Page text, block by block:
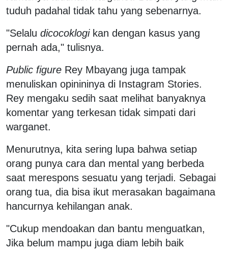
tuduh padahal tidak tahu yang sebenarnya.
"Selalu dicocoklogikan dengan kasus yang
pernah ada," tulisnya.
Public figure Rey Mbayang juga tampak
menuliskan opinininya di Instagram Stories.
Rey mengaku sedih saat melihat banyaknya
komentar yang terkesan tidak simpati dari
warganet.
Menurutnya, kita sering lupa bahwa setiap
orang punya cara dan mental yang berbeda
saat merespons sesuatu yang terjadi. Sebagai
orang tua, dia bisa ikut merasakan bagaimana
hancurnya kehilangan anak.
"Cukup mendoakan dan bantu menguatkan,
Jika belum mampu juga diam lebih baik